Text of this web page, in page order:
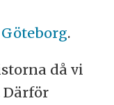
.
då vi